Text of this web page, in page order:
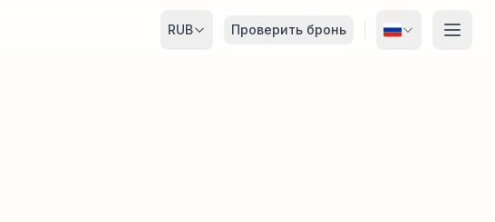
RUB Проверить бронь